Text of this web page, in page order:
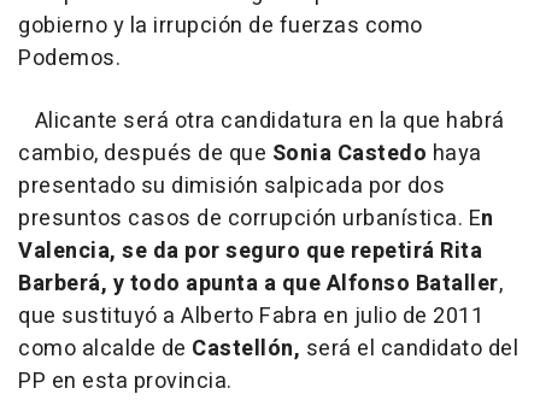
gobierno y la irrupción de fuerzas como
Podemos.
Alicante será otra candidatura en la que habrá
cambio, después de que Sonia Castedo haya
presentado su dimisión salpicada por dos
presuntos casos de corrupción urbanística. En
Valencia, se da por seguro que repetirá Rita
Barberá, y todo apunta a que Alfonso Bataller,
que sustituyó a Alberto Fabra en julio de 2011
como alcalde de Castellón, será el candidato del
PP en esta provincia.